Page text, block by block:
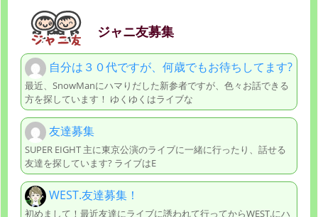
ジャニ友募集
自分は３０代ですが、何歳でもお待ちしてます?
最近、SnowManにハマりだした新参者ですが、色々お話できる
方を探しています！ ゆくゆくはライブな
友達募集
SUPER EIGHT 主に東京公演のライブに一緒に行ったり、話せる
友達を探しています? ライブはE
WEST.友達募集！
初めまして！最近友達にライブに誘われて行ってからWEST.にハ